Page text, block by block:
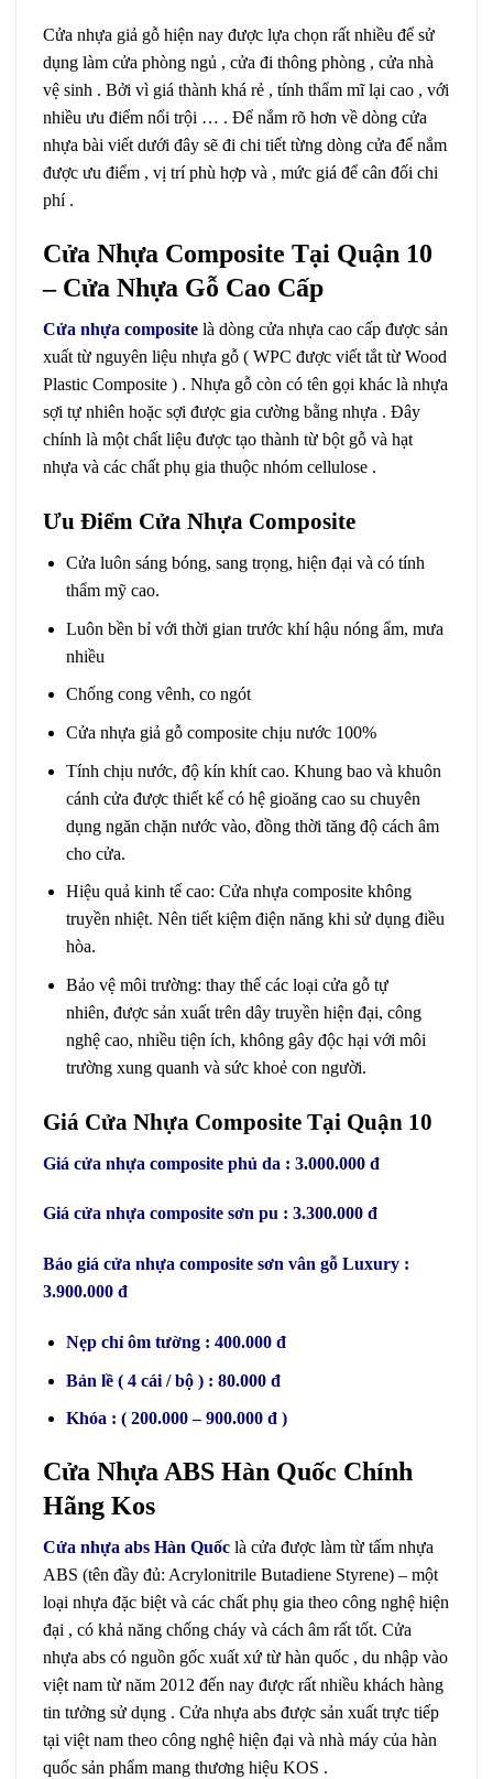
Cửa nhựa giả gỗ hiện nay được lựa chọn rất nhiều để sử
dụng làm cửa phòng ngủ , cửa đi thông phòng , cửa nhà
vệ sinh . Bởi vì giá thành khá rẻ , tính thẩm mĩ lại cao , với
nhiều ưu điểm nổi trội … . Để nắm rõ hơn về dòng cửa
nhựa bài viết dưới đây sẽ đi chi tiết từng dòng cửa để nắm
được ưu điểm , vị trí phù hợp và , mức giá để cân đối chi
phí .
Cửa Nhựa Composite Tại Quận 10
– Cửa Nhựa Gỗ Cao Cấp
Cửa nhựa composite là dòng cửa nhựa cao cấp được sản
xuất từ nguyên liệu nhựa gỗ ( WPC được viết tắt từ Wood
Plastic Composite ) . Nhựa gỗ còn có tên gọi khác là nhựa
sợi tự nhiên hoặc sợi được gia cường bằng nhựa . Đây
chính là một chất liệu được tạo thành từ bột gỗ và hạt
nhựa và các chất phụ gia thuộc nhóm cellulose .
Ưu Điểm Cửa Nhựa Composite
Cửa luôn sáng bóng, sang trọng, hiện đại và có tính
thẩm mỹ cao.
Luôn bền bỉ với thời gian trước khí hậu nóng ẩm, mưa
nhiều
Chống cong vênh, co ngót
Cửa nhựa giả gỗ composite chịu nước 100%
Tính chịu nước, độ kín khít cao. Khung bao và khuôn
cánh cửa được thiết kế có hệ gioăng cao su chuyên
dụng ngăn chặn nước vào, đồng thời tăng độ cách âm
cho cửa.
Hiệu quả kinh tế cao: Cửa nhựa composite không
truyền nhiệt. Nên tiết kiệm điện năng khi sử dụng điều
hòa.
Bảo vệ môi trường: thay thế các loại cửa gỗ tự
nhiên, được sản xuất trên dây truyền hiện đại, công
nghệ cao, nhiều tiện ích, không gây độc hại với môi
trường xung quanh và sức khoẻ con người.
Giá Cửa Nhựa Composite Tại Quận 10
Giá cửa nhựa composite phủ da : 3.000.000 đ
Giá cửa nhựa composite sơn pu : 3.300.000 đ
Báo giá cửa nhựa composite sơn vân gỗ Luxury :
3.900.000 đ
Nẹp chỉ ôm tường : 400.000 đ
Bản lề ( 4 cái / bộ ) : 80.000 đ
Khóa : ( 200.000 – 900.000 đ )
Cửa Nhựa ABS Hàn Quốc Chính
Hãng Kos
Cửa nhựa abs Hàn Quốc là cửa được làm từ tấm nhựa
ABS (tên đầy đủ: Acrylonitrile Butadiene Styrene) – một
loại nhựa đặc biệt và các chất phụ gia theo công nghệ hiện
đại , có khả năng chống cháy và cách âm rất tốt. Cửa
nhựa abs có nguồn gốc xuất xứ từ hàn quốc , du nhập vào
việt nam từ năm 2012 đến nay được rất nhiều khách hàng
tin tưởng sử dụng . Cửa nhựa abs được sản xuất trực tiếp
tại việt nam theo công nghệ hiện đại và nhà máy của hàn
quốc sản phẩm mang thương hiệu KOS .